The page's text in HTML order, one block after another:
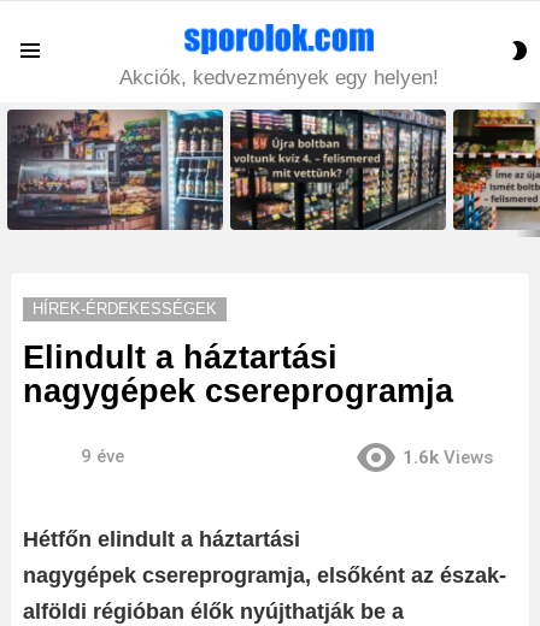
Akciók, kedvezmények egy helyen!
LATEST
STORIES
HÍREK-ÉRDEKESSÉGEK
Elindult a háztartási
nagygépek csereprogramja
9 éve 1.6k Views
Hétfőn elindult a háztartási
nagygépek csereprogramja, elsőként az észak-
alföldi régióban élők nyújthatják be a